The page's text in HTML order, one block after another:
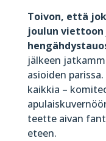
Toivon, että
joulun
jälkeen
asioiden
kaikkia –
teette aivan
eteen.